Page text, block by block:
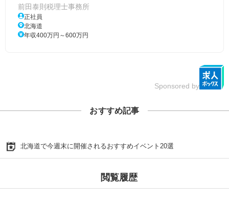
前田泰則税理士事務所
正社員
北海道
年収400万円～600万円
Sponsored by
おすすめ記事
北海道で今週末に開催されるおすすめイベント20選
閲覧履歴